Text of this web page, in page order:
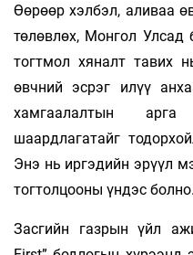
Өөрөөр хэлбэл, аливаа
төлөвлөх, Монгол Улсад
тогтмол хяналт тавих
өвчний эсрэг илүү
хамгаалалтын
шаардлагатайг
Энэ нь иргэдийн эрүүл
тогтолцооны үндэс болно.
Засгийн газрын үйл